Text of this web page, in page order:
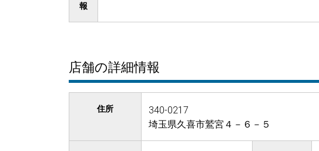
報
店舗の詳細情報
住所
340-0217
埼玉県久喜市鷲宮４－６－５